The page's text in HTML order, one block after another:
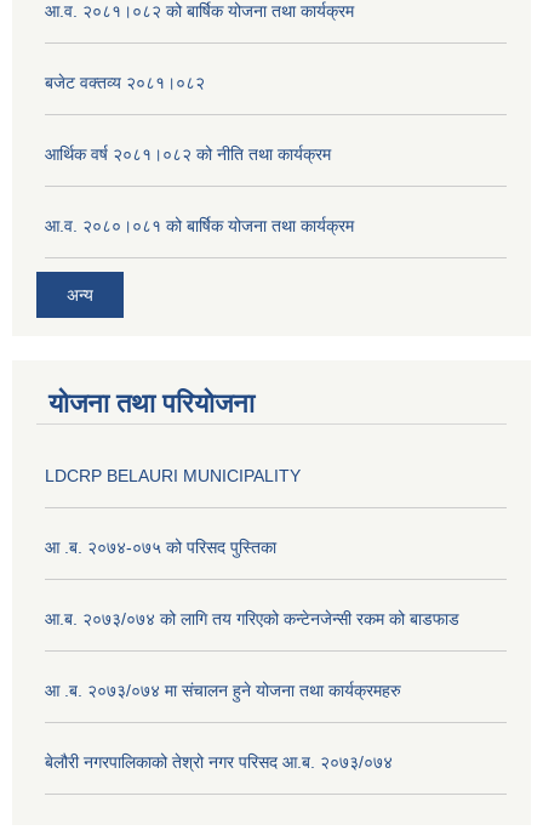
आ.व. २०८१।०८२ को बार्षिक योजना तथा कार्यक्रम
बजेट वक्तव्य २०८१।०८२
आर्थिक वर्ष २०८१।०८२ को नीति तथा कार्यक्रम
आ.व. २०८०।०८१ को बार्षिक योजना तथा कार्यक्रम
अन्य
योजना तथा परियोजना
LDCRP BELAURI MUNICIPALITY
आ .ब. २०७४-०७५ को परिसद पुस्तिका
आ.ब. २०७३/०७४ को लागि तय गरिएको कन्टेनजेन्सी रकम को बाडफाड
आ .ब. २०७३/०७४ मा संचालन हुने योजना तथा कार्यक्रमहरु
बेलौरी नगरपालिकाको तेश्रो नगर परिसद आ.ब. २०७३/०७४